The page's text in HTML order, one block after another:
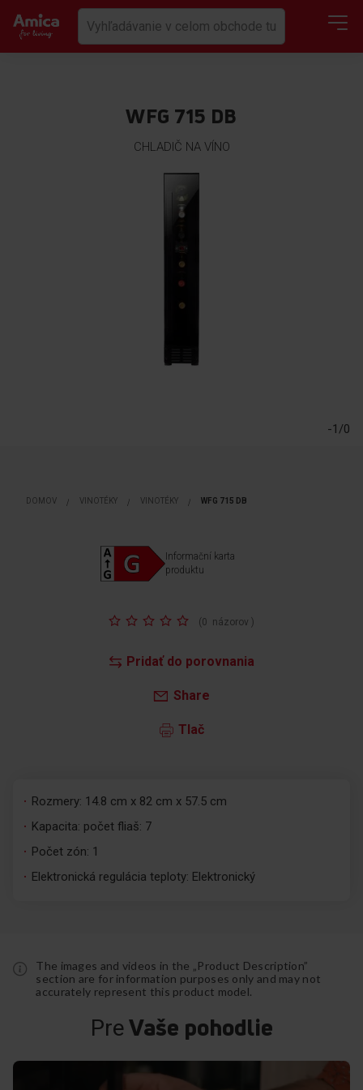
WFG 715 DB
CHLADIČ NA VÍNO
-1/0
DOMOV VINOTÉKY VINOTÉKY WFG 715 DB
Pridať do porovnania
Share
Tlač
Rating: (0 názorov )
Informační karta
produktu
Rozmery: 14.8 cm x 82 cm x 57.5 cm
Kapacita: počet fliaš: 7
Počet zón: 1
Elektronická regulácia teploty: Elektronický
The images and videos in the „Product Description”
section are for information purposes only and may not
accurately represent this product model.
PreVaše pohodlie